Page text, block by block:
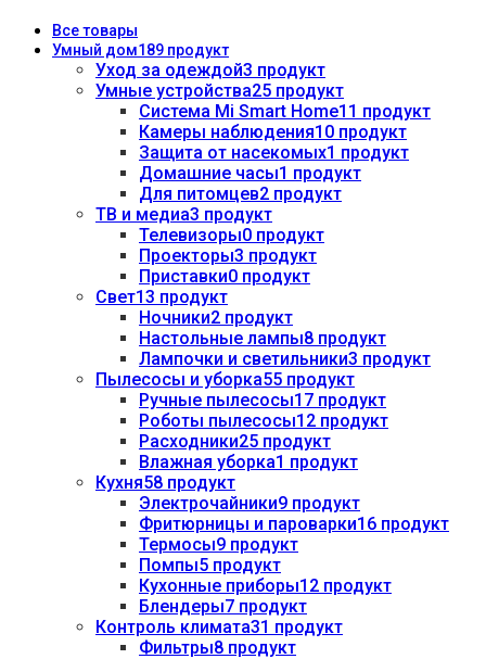
Всетовары
Умный дом189 продукт
Уход за одеждой3 продукт
Умные устройства25 продукт
Система Mi Smart Home11 продукт
Камеры наблюдения10 продукт
Защита от насекомых1 продукт
Домашние часы1 продукт
Для питомцев2 продукт
ТВ и медиа3 продукт
Телевизоры0 продукт
Проекторы3 продукт
Приставки0 продукт
Свет13 продукт
Ночники2 продукт
Настольные лампы8 продукт
Лампочки и светильники3 продукт
Пылесосы и уборка55 продукт
Ручные пылесосы17 продукт
Роботы пылесосы12 продукт
Расходники25 продукт
Влажная уборка1 продукт
Кухня58 продукт
Электрочайники9 продукт
Фритюрницы и пароварки16 продукт
Термосы9 продукт
Помпы5 продукт
Кухонные приборы12 продукт
Блендеры7 продукт
Контроль климата31 продукт
Фильтры8 продукт